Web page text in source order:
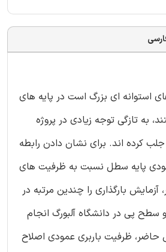
استوانه ای بزرگ است در پایه های
به تازگی توجه زیادی در پروژه
کرده اند. برای نشان دادن رابطه
پایه سطل نسبت به ظرفیت های
بارگذاری را چندین مرتبه در
پی در دانشگاه آلبورگ انجام
ظرفیت باربری عمودی اصلاح